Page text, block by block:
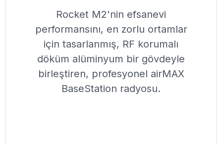
Rocket M2'nin efsanevi
performansını, en zorlu ortamlar
için tasarlanmış, RF korumalı
döküm alüminyum bir gövdeyle
birleştiren, profesyonel airMAX
BaseStation radyosu.